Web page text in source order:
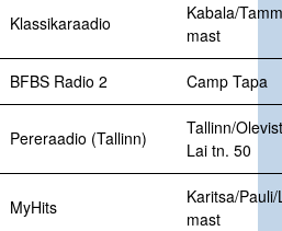
Klassikaraadio
Kabala/
mast
BFBS Radio 2 Camp Tapa
Pereraadio (Tallinn)
Tallinn/
Lai tn. 50
MyHits
Karitsa/
mast